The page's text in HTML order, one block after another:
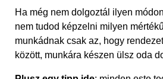
Ha még nem dolgoztál ilyen
nem tudod képzelni milyen
munkádnak csak az, hogy
között, munkára készen ülsz oda